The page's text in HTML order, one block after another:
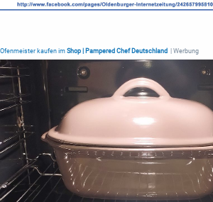
Ofenmeister kaufen im Shop | Pampered Chef Deutschland | Werbung